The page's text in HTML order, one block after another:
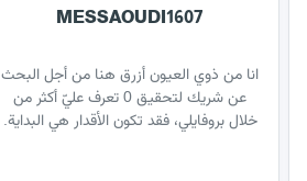
MESSAOUDI1607
انا من ذوي العيون أزرق هنا من أجل البحث
عن شريك لتحقيق 0 تعرف عليّ أكثر من
خلال بروفايلي، فقد تكون الأقدار هي البداية.